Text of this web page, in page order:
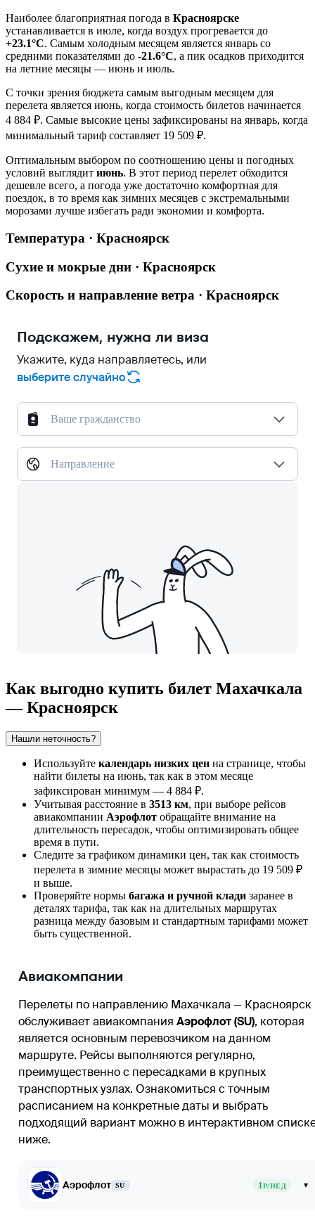
Наиболее благоприятная погода в Красноярске
устанавливается в июле, когда воздух прогревается до
+23.1°C. Самым холодным месяцем является январь со
средними показателями до -21.6°C, а пик осадков приходится
на летние месяцы — июнь и июль.
С точки зрения бюджета самым выгодным месяцем для
перелета является июнь, когда стоимость билетов начинается
4 884 ₽. Самые высокие цены зафиксированы на январь, когда
минимальный тариф составляет 19 509 ₽.
Оптимальным выбором по соотношению цены и погодных
условий выглядит июнь. В этот период перелет обходится
дешевле всего, а погода уже достаточно комфортная для
поездок, в то время как зимних месяцев с экстремальными
морозами лучше избегать ради экономии и комфорта.
Температура · Красноярск
Сухие и мокрые дни · Красноярск
Скорость и направление ветра · Красноярск
Подскажем, нужна ли виза
Укажите, куда направляетесь, или
выберите случайно
Ваше гражданство
Направление
Как выгодно купить билет Махачкала
— Красноярск
Нашли неточность?
Используйте календарь низких цен на странице, чтобы
найти билеты на июнь, так как в этом месяце
зафиксирован минимум — 4 884 ₽.
Учитывая расстояние в 3513 км, при выборе рейсов
авиакомпании Аэрофлот обращайте внимание на
длительность пересадок, чтобы оптимизировать общее
время в пути.
Следите за графиком динамики цен, так как стоимость
перелета в зимние месяцы может вырастать до 19 509 ₽
и выше.
Проверяйте нормы багажа и ручной клади заранее в
деталях тарифа, так как на длительных маршрутах
разница между базовым и стандартным тарифами может
быть существенной.
Авиакомпании
Перелеты по направлению Махачкала — Красноярск
обслуживает авиакомпания Аэрофлот (SU), которая
является основным перевозчиком на данном
маршруте. Рейсы выполняются регулярно,
преимущественно с пересадками в крупных
транспортных узлах. Ознакомиться с точным
расписанием на конкретные даты и выбрать
подходящий вариант можно в интерактивном
ниже.
Аэрофлот SU 1Р/НЕД ▾